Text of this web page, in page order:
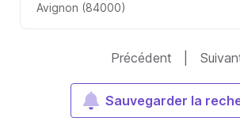
Avignon (84000)
Précédent
Sauvegarder la